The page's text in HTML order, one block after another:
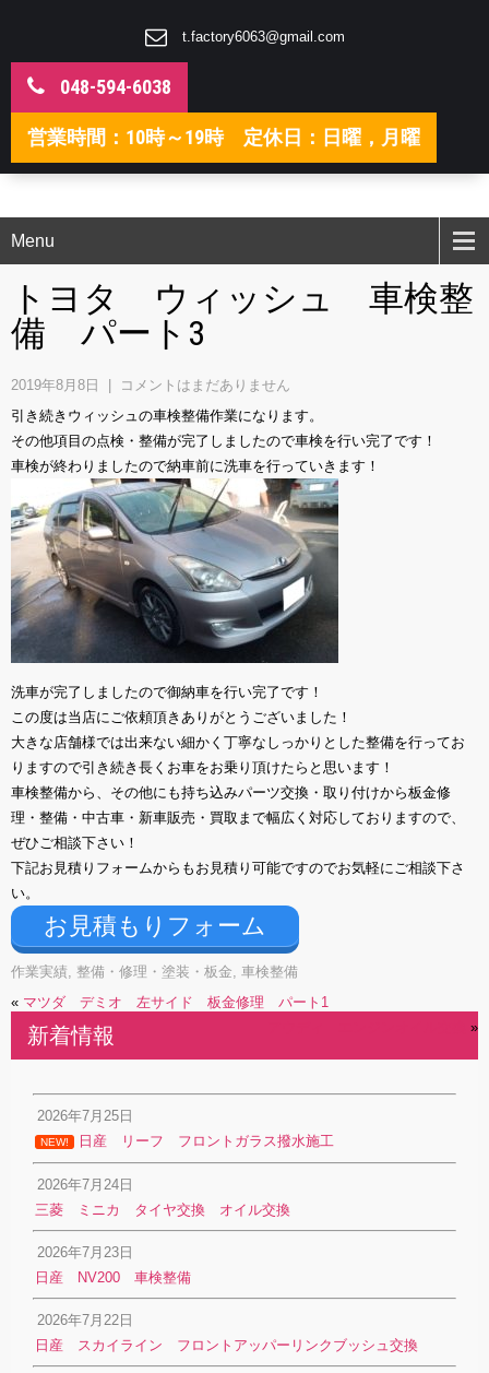
t.factory6063@gmail.com
048-594-6038
営業時間：10時～19時 定休日：日曜，月曜
Menu
トヨタ ウィッシュ 車検整
備 パート3
2019年8月8日
コメントはまだありません
引き続きウィッシュの車検整備作業になります。
その他項目の点検・整備が完了しましたので車検を行い完了です！
車検が終わりましたので納車前に洗車を行っていきます！
洗車が完了しましたので御納車を行い完了です！
この度は当店にご依頼頂きありがとうございました！
大きな店舗様では出来ない細かく丁寧なしっかりとした整備を行ってお
りますので引き続き長くお車をお乗り頂けたらと思います！
車検整備から、その他にも持ち込みパーツ交換・取り付けから板金修
理・整備・中古車・新車販売・買取まで幅広く対応しておりますので、
ぜひご相談下さい！
下記お見積りフォームからもお見積り可能ですのでお気軽にご相談下さ
い。
お見積もりフォーム
作業実績, 整備・修理・塗装・板金, 車検整備
« マツダ デミオ 左サイド 板金修理 パート1
»
新着情報
2026年7月25日
NEW! 日産 リーフ フロントガラス撥水施工
2026年7月24日
三菱 ミニカ タイヤ交換 オイル交換
2026年7月23日
日産 NV200 車検整備
2026年7月22日
日産 スカイライン フロントアッパーリンクブッシュ交換